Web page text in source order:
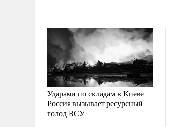
Ударами по складам в Киеве
Россия вызывает ресурсный
голод ВСУ